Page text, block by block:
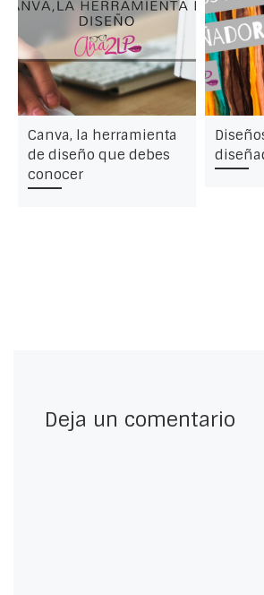
Canva, la herramienta
de diseño que debes
conocer
Deja un comentario